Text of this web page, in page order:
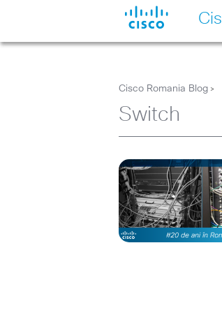
Cisco Romania Blog >
Switch